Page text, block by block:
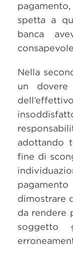
spetta a
banca
Nella
un
adottando
fine di
dimostrare
da rendere
soggetto